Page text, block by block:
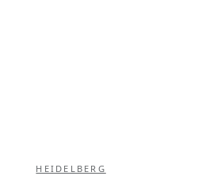
HEIDELBERG